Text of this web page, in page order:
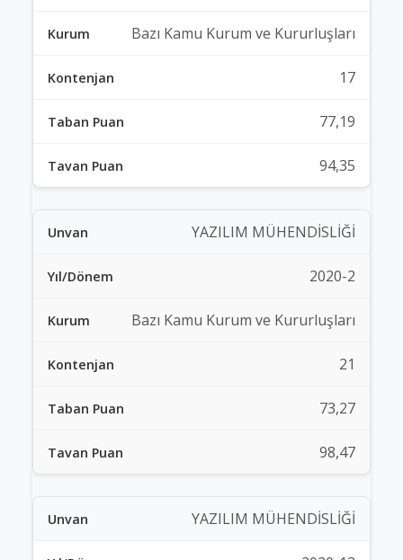
Bazı Kamu Kurum ve Kururluşları
17
77,19
94,35
YAZILIM MÜHENDİSLİĞİ
2020-2
Bazı Kamu Kurum ve Kururluşları
21
73,27
98,47
YAZILIM MÜHENDİSLİĞİ